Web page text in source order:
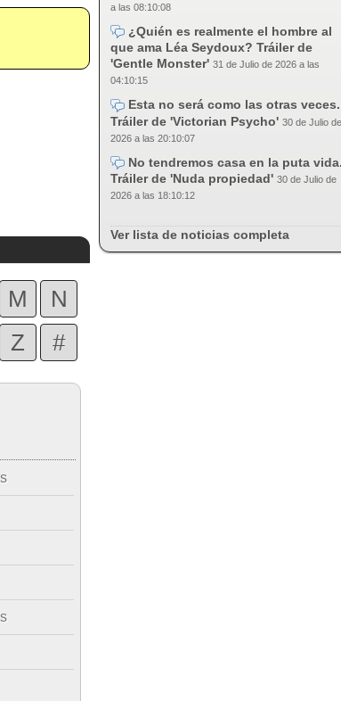
M
N
Z #
a las 08:10:08
¿Quién es realmente el hombre al
que ama Léa Seydoux? Tráiler de
'Gentle Monster' 31 de Julio de 2026 a las
04:10:15
Esta no será como las otras veces.
Tráiler de 'Victorian Psycho' 30 de Julio de
2026 a las 20:10:07
No tendremos casa en la puta vida.
Tráiler de 'Nuda propiedad' 30 de Julio de
2026 a las 18:10:12
Ver lista de noticias completa